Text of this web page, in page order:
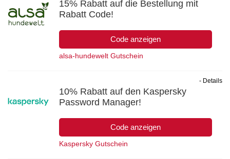
15% Rabatt auf die Bestellung mit
Rabatt Code!
Code anzeigen
alsa-hundewelt Gutschein
10% Rabatt auf den Kaspersky
Password Manager!
Code anzeigen
- Details
Kaspersky Gutschein